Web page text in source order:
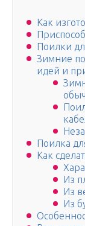
Как
Поилки
Зимние
идей и
Поилка
Как
Из
Из
Из